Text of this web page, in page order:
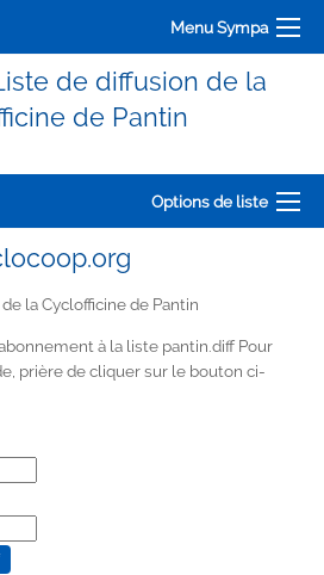
Menu Sympa
de diffusion de la
de Pantin
Options de liste
la Cyclofficine de Pantin
à la liste pantin.diff Pour
prière de cliquer sur le bouton ci-